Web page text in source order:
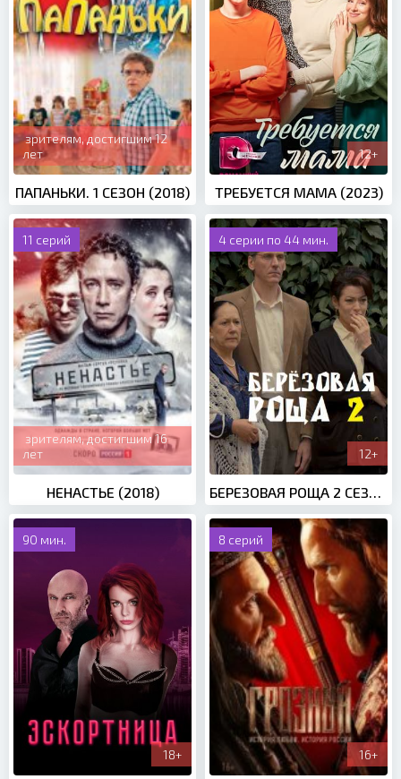
зрителям, достигшим 12
лет
ПАПАНЬКИ. 1 СЕЗОН (2018)
12+
ТРЕБУЕТСЯ МАМА (2023)
11 серий
зрителям, достигшим 16
лет
НЕНАСТЬЕ (2018)
4 серии по 44 мин.
12+
БЕРЕЗОВАЯ РОЩА 2 СЕЗОН (2022)
90 мин.
18+
8 серий
16+